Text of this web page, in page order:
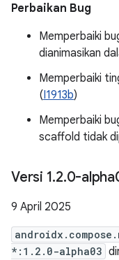
Perbaikan Bug
Memperbaiki
dianimasikan
Memperbaiki
(I1913b)
Memperbaiki
scaffold tidak
Versi 1.2.0-
9 April 2025
*:1.2.0-alpha03